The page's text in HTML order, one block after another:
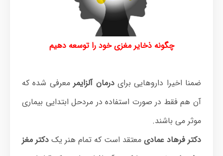
چگونه ذخایر مغزی خود را توسعه دهیم
ضمنا اخیرا داروهایی برایدرمان آلزایمر معرفی شده که
آن هم فقط در صورت استفاده در مردحل ابتدایی بیماری
موثر می باشند.
دکتر فرهاد عمادی معتقد است که تمام هنر یک دکتر مغز